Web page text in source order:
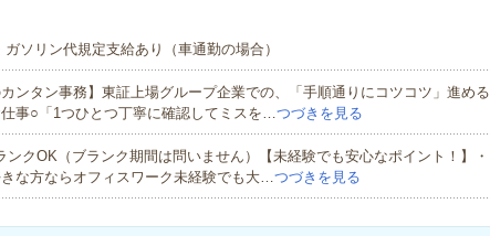
ソリン代規定支給あり（車通勤の場合）
カンタン事務】東証上場グループ企業での、「手順通りにコツコツ」進める
事○「1つひとつ丁寧に確認してミスを…つづきを見る
クOK（ブランク期間は問いません）【未経験でも安心なポイント！】・
な方ならオフィスワーク未経験でも大…つづきを見る